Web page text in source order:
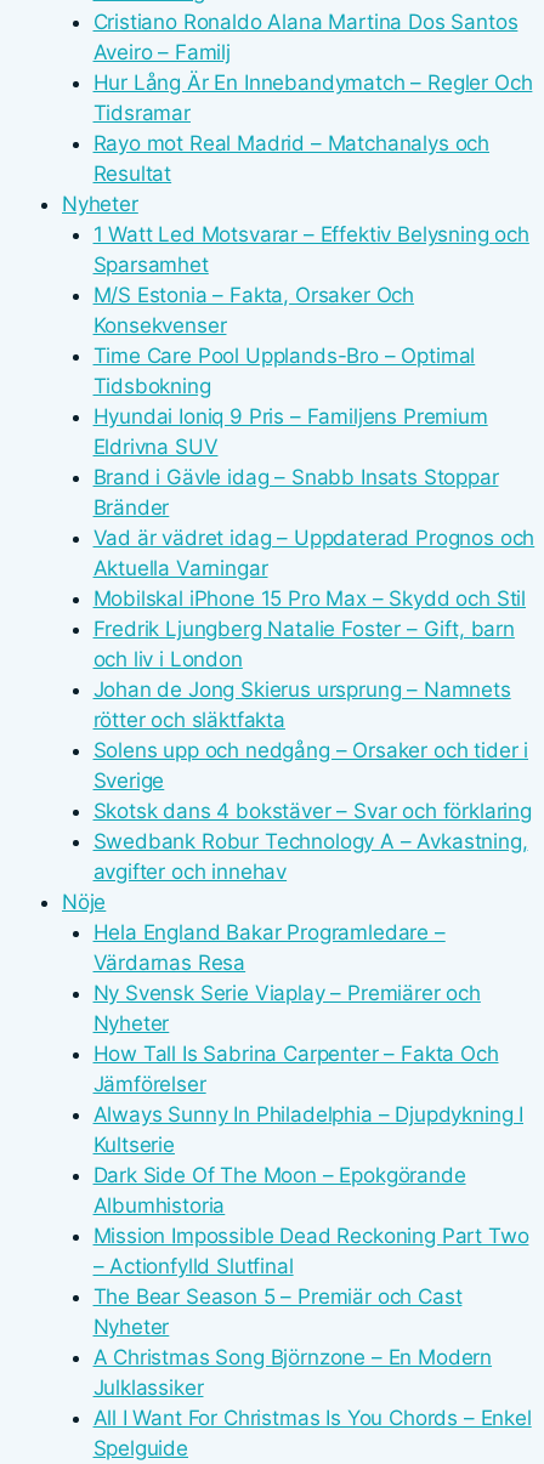
Cristiano Ronaldo Alana Martina Dos Santos
Aveiro – Familj
Hur Lång Är En Innebandymatch – Regler Och
Tidsramar
Rayo mot Real Madrid – Matchanalys och
Resultat
Nyheter
1 Watt Led Motsvarar – Effektiv Belysning och
Sparsamhet
M/S Estonia – Fakta, Orsaker Och
Konsekvenser
Time Care Pool Upplands-Bro – Optimal
Tidsbokning
Hyundai Ioniq 9 Pris – Familjens Premium
Eldrivna SUV
Brand i Gävle idag – Snabb Insats Stoppar
Bränder
Vad är vädret idag – Uppdaterad Prognos och
Aktuella Varningar
Mobilskal iPhone 15 Pro Max – Skydd och Stil
Fredrik Ljungberg Natalie Foster – Gift, barn
och liv i London
Johan de Jong Skierus ursprung – Namnets
rötter och släktfakta
Solens upp och nedgång – Orsaker och tider i
Sverige
Skotsk dans 4 bokstäver – Svar och förklaring
Swedbank Robur Technology A – Avkastning,
avgifter och innehav
Nöje
Hela England Bakar Programledare –
Värdarnas Resa
Ny Svensk Serie Viaplay – Premiärer och
Nyheter
How Tall Is Sabrina Carpenter – Fakta Och
Jämförelser
Always Sunny In Philadelphia – Djupdykning I
Kultserie
Dark Side Of The Moon – Epokgörande
Albumhistoria
Mission Impossible Dead Reckoning Part Two
– Actionfylld Slutfinal
The Bear Season 5 – Premiär och Cast
Nyheter
A Christmas Song Björnzone – En Modern
Julklassiker
All I Want For Christmas Is You Chords – Enkel
Spelguide